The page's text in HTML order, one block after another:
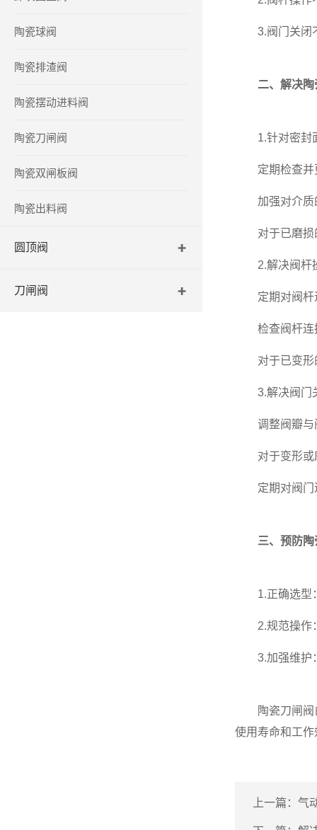
陶瓷球阀
陶瓷排渣阀
陶瓷摆动进料阀
陶瓷刀闸阀
陶瓷双闸板阀
陶瓷出料阀
圆顶阀
刀闸阀
3.阀门关闭不
二、解决
1.针对密封
定期检查并更
加强对介质的
对于已磨损的
2.解决阀杆
定期对阀杆
检查阀杆连接
对于已变形的
3.解决阀门
调整阀瓣与阀
对于变形或
定期对阀门进
三、预防
1.正确选型：
2.规范操作：
3.加强维护：
陶瓷刀闸阀的
使用寿命和工
上一篇： 气